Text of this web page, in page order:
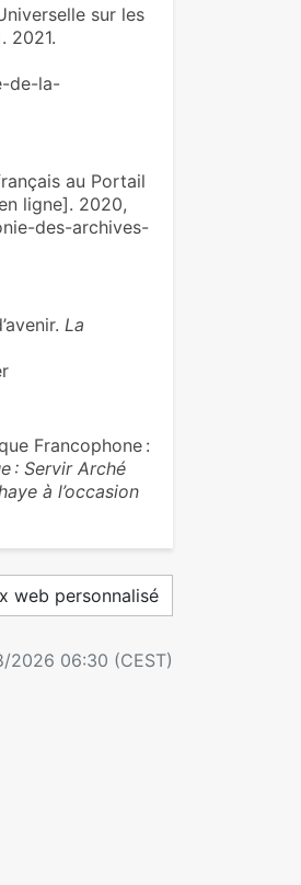
sur les
2021.
de-la-
au Portail
ligne]. 2020,
des-archives-
La
Francophone :
: Servir Arché
à l’occasion
web personnalisé
2026 06:30 (CEST)